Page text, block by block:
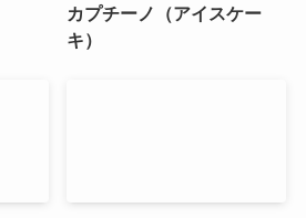
カプチーノ（アイスケー
キ）